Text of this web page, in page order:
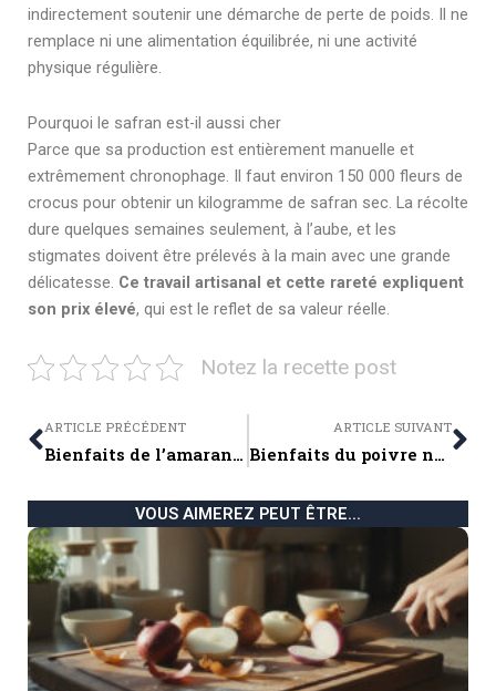
indirectement soutenir une démarche de perte de poids. Il ne
remplace ni une alimentation équilibrée, ni une activité
physique régulière.
Pourquoi le safran est-il aussi cher
Parce que sa production est entièrement manuelle et
extrêmement chronophage. Il faut environ 150 000 fleurs de
crocus pour obtenir un kilogramme de safran sec. La récolte
dure quelques semaines seulement, à l’aube, et les
stigmates doivent être prélevés à la main avec une grande
délicatesse. Ce travail artisanal et cette rareté expliquent
son prix élevé, qui est le reflet de sa valeur réelle.
Notez la recette post
Prev
ARTICLE PRÉCÉDENT
Bienfaits de l’amarante : pourquoi cette graine ancienne est excellente pour la santé
ARTICLE SUIVANT
Bienfaits du poivre noir : vertus, propriétés et effets sur la santé
VOUS AIMEREZ PEUT ÊTRE...